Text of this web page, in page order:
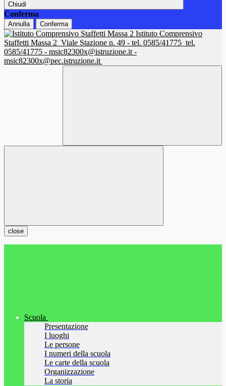
Chiudi
Conferma
Annulla Conferma
Istituto Comprensivo
Staffetti Massa 2 Viale Stazione n. 49 - tel. 0585/41775 tel.
0585/41775 - msic82300x@istruzione.it -
msic82300x@pec.istruzione.it
close
Scuola
Presentazione
I luoghi
Le persone
I numeri della scuola
Le carte della scuola
Organizzazione
La storia